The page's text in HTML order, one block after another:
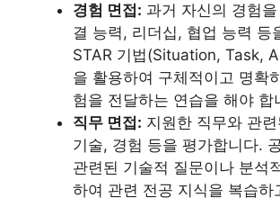
경험 면접: 과거 자신의 경험
결 능력, 리더십, 협업 능력 등
STAR 기법(Situation, Task,
을 활용하여 구체적이고 명확
험을 전달하는 연습을 해야 합
직무 면접: 지원한 직무와 관
기술, 경험 등을 평가합니다.
관련된 기술적 질문이나 분석
하여 관련 전공 지식을 복습하